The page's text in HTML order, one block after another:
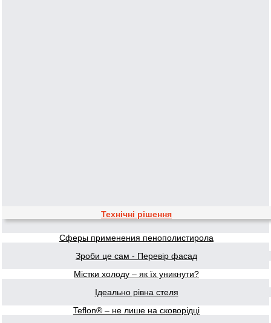
Технічні рішення
Сферы применения пенополистирола
Зроби це сам - Перевір фасад
Містки холоду – як їх уникнути?
Ідеально рівна стеля
Teflon® – не лише на сковорідці